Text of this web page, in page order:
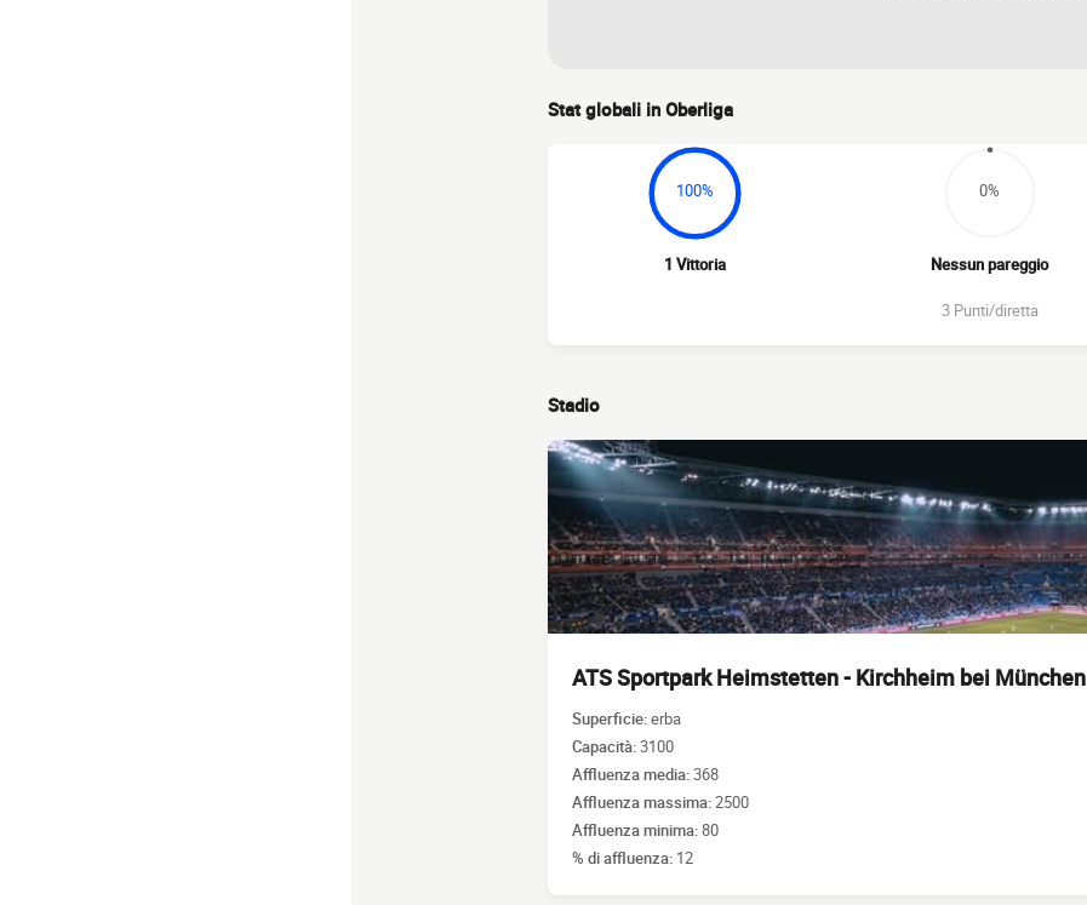
Stat globali in Oberliga
100%
1 Vittoria
0%
Nessun pareggio
3 Punti/diretta
Stadio
ATS Sportpark Heimstetten - Kirchheim bei München
Superficie:erba
Capacità:3100
Affluenza media:368
Affluenza massima:2500
Affluenza minima:80
% di affluenza: 12